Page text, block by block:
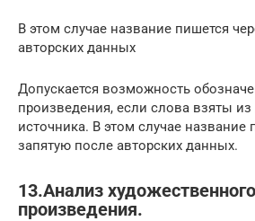
В этом случае название пишется
авторских данных
Допускается возможность
произведения, если слова взяты из
источника. В этом случае название
запятую после авторских данных.
13.Анализ художественного
произведения.